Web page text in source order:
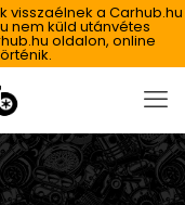
visszaélnek a Carhub.hu
nem küld utánvétes
oldalon, online